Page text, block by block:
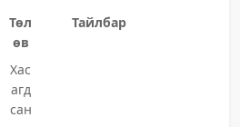
Төл
өв
Тайлбар
Хас
агд
сан